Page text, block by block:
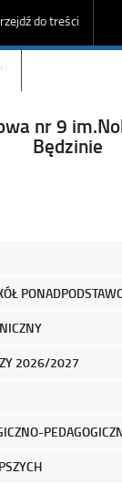
do treści
nr 9
Będzinie
2026/2027